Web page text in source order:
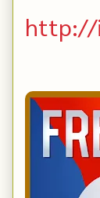
http://